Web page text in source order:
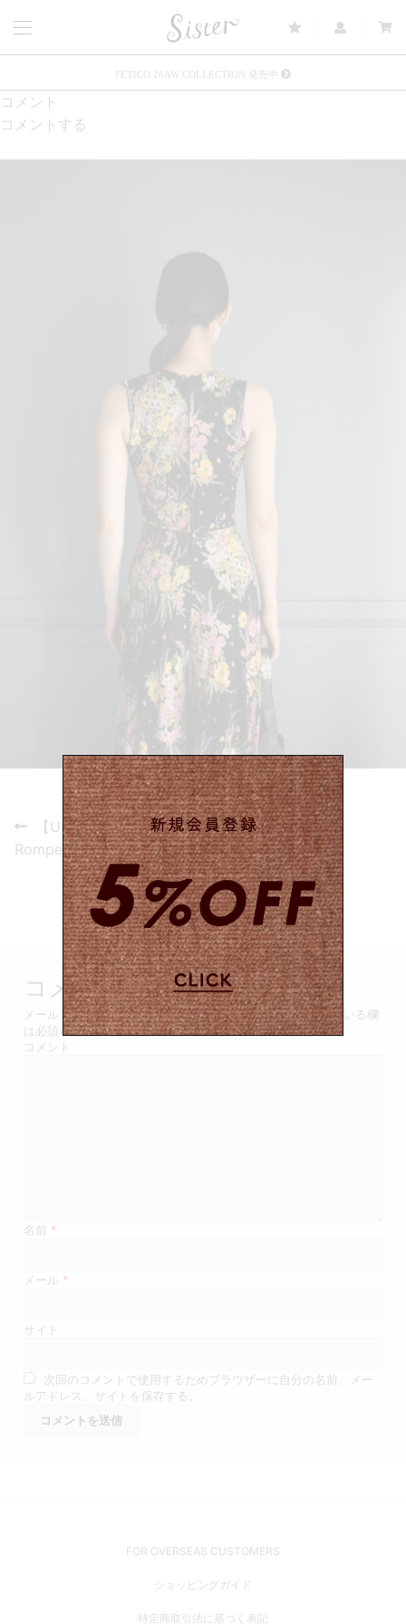
FETICO 26AW COLLECTION 発売中
Summer Sale up to 60%OFF 開催中
コメント
コメントする
投
稿
ー
シ
ョ
Previous
post:
【USED&VINTAGE】
Rompers / Black #8531
コメントを残す
メールアドレスが公開されることはありません。 *が付いている欄
は必須項目です
コメント
名前 *
メール *
サイト
次回のコメントで使用するためブラウザーに自分の名前、メー
ルアドレス、サイトを保存する。
FOR OVERSEAS CUSTOMERS
ショッピングガイド
特定商取引法に基づく表記